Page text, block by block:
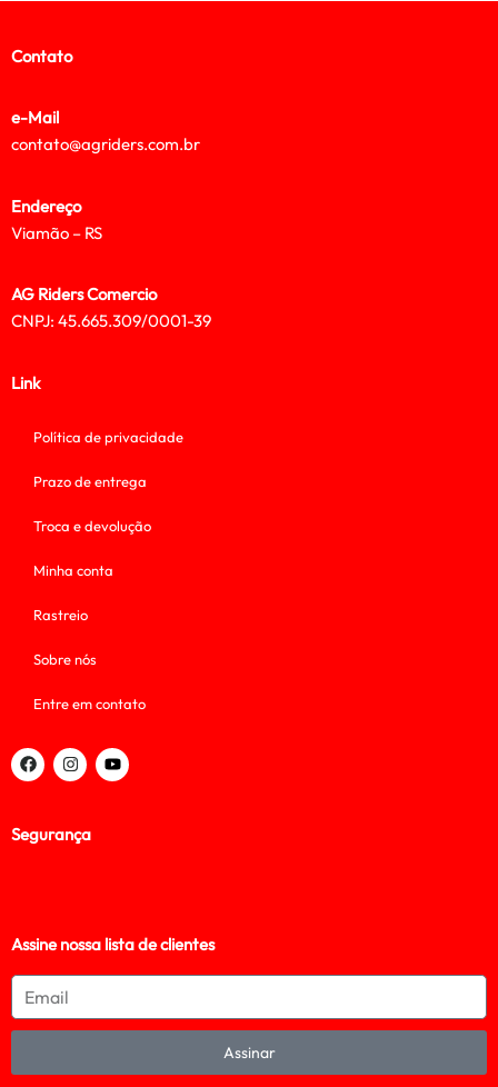
Contato
e-Mail
contato@agriders.com.br
Endereço
Viamão – RS
AG Riders Comercio
CNPJ: 45.665.309/0001-39
Link
Política de privacidade
Prazo de entrega
Troca e devolução
Minha conta
Rastreio
Sobre nós
Entre em contato
Segurança
Assine nossa lista de clientes
Assinar